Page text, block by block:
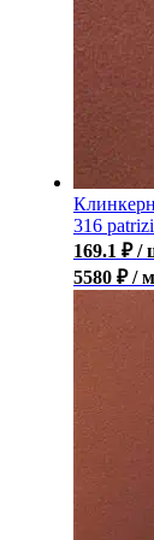
316
169.1 ₽ /
5580 ₽ /